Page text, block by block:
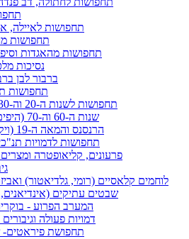
תחפושות לאיילה,
תחפושות
תחפושות מהאגדות
נסיכות
ברבור לבן
תחפושות
תחפושות לשנות ה-20 וה-30 (גטסבי)
שנות ה-60 וה-70 (היפים ודיסקו)
הרנסנס והמאה ה-19 (ויקטוריאני)
תחפושות לדמויות
פרעונים, קליאופטרה
לוחמים קלאסיים (רומי, גלדיאטור)
שבטים עתיקים (אינדיאנים,
המערב הפרוע -
דמויות פעולה
תחפושת פיראטים-